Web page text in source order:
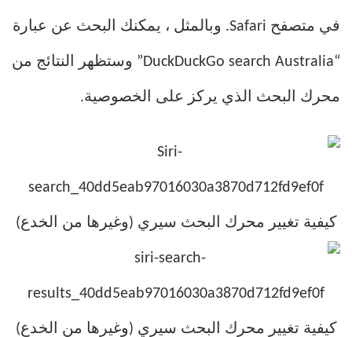
في متصفح Safari. وبالمثل ، يمكنك البحث عن عبارة
“DuckDuckGo search Australia” وستظهر النتائج من
محرك البحث الذي يركز على الخصوصية.